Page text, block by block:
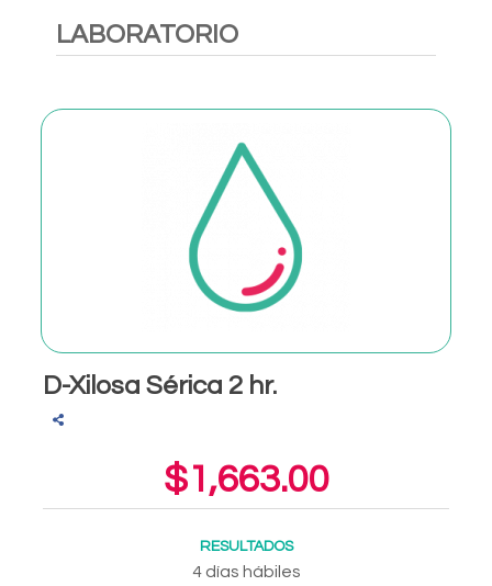
LABORATORIO
D-Xilosa Sérica 2 hr.
$1,663.00
RESULTADOS
4 días hábiles